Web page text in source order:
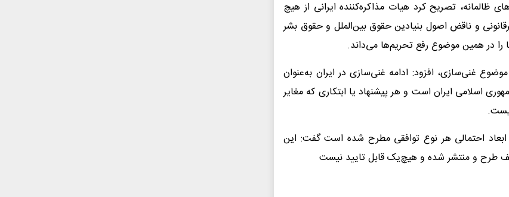
ظالمانه، تصریح کرد هیات مذاکره‌کننده ایرانی از هیچ
و ناقض اصول بنیادین حقوق بین‌الملل و حقوق بشر
در همین موضوع رفع تحریم‌ها می‌داند.
غنی‌سازی، افزود: ادامه غنی‌سازی در ایران به‌عنوان
اسلامی ایران است و هر پیشنهاد یا ابتکاری که مغایر
ابعاد احتمالی هر نوع توافقی مطرح شده است گفت: این
طرح و منتشر شده و هیچ‌یک قابل تایید نیست